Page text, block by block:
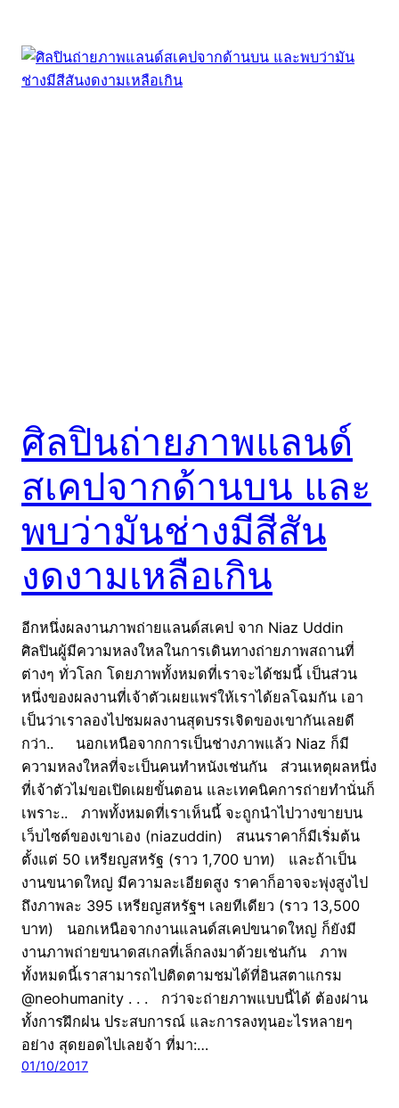
ศิลปินถ่ายภาพแลนด์
สเคปจากด้านบน และ
พบว่ามันช่างมีสีสัน
งดงามเหลือเกิน
อีกหนึ่งผลงานภาพถ่ายแลนด์สเคป จาก Niaz Uddin
ศิลปินผู้มีความหลงใหลในการเดินทางถ่ายภาพสถานที่
ต่างๆ ทั่วโลก โดยภาพทั้งหมดที่เราจะได้ชมนี้ เป็นส่วน
หนึ่งของผลงานที่เจ้าตัวเผยแพร่ให้เราได้ยลโฉมกัน เอา
เป็นว่าเราลองไปชมผลงานสุดบรรเจิดของเขากันเลยดี
กว่า.. นอกเหนือจากการเป็นช่างภาพแล้ว Niaz ก็มี
ความหลงใหลที่จะเป็นคนทำหนังเช่นกัน ส่วนเหตุผลหนึ่ง
ที่เจ้าตัวไม่ขอเปิดเผยขั้นตอน และเทคนิคการถ่ายทำนั่นก็
เพราะ.. ภาพทั้งหมดที่เราเห็นนี้ จะถูกนำไปวางขายบน
เว็บไซต์ของเขาเอง (niazuddin) สนนราคาก็มีเริ่มต้น
ตั้งแต่ 50 เหรียญสหรัฐ (ราว 1,700 บาท) และถ้าเป็น
งานขนาดใหญ่ มีความละเอียดสูง ราคาก็อาจจะพุ่งสูงไป
ถึงภาพละ 395 เหรียญสหรัฐฯ เลยทีเดียว (ราว 13,500
บาท) นอกเหนือจากงานแลนด์สเคปขนาดใหญ่ ก็ยังมี
งานภาพถ่ายขนาดสเกลที่เล็กลงมาด้วยเช่นกัน ภาพ
ทั้งหมดนี้เราสามารถไปติดตามชมได้ที่อินสตาแกรม
@neohumanity . . . กว่าจะถ่ายภาพแบบนี้ได้ ต้องผ่าน
ทั้งการฝึกฝน ประสบการณ์ และการลงทุนอะไรหลายๆ
อย่าง สุดยอดไปเลยจ้า ที่มา:…
01/10/2017